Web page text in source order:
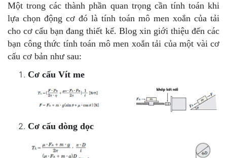
Một trong các thành phần quan trọng cần tính toán khi
lựa chọn động cơ đó là tính toán mô men xoắn của tải
cho cơ cấu bạn đang thiết kế. Blog xin giới thiệu đến các
bạn công thức tính toán mô men xoắn tải của một vài cơ
cấu cơ bản như sau:
Cơ cấu Vít me
Cơ cấu dòng dọc